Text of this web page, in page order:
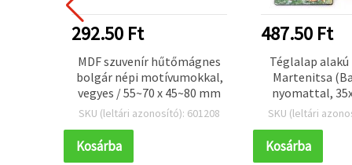
292.50 Ft
MDF szuvenír hűtőmágnes
bolgár népi motívumokkal,
vegyes / 55~70 x 45~80 mm
SKU (leltári azonosító): 601208
Kosárba
487.50 Ft
Téglalap alakú
Martenitsa
nyomattal,
vegyes
SKU (leltári
Kosárba